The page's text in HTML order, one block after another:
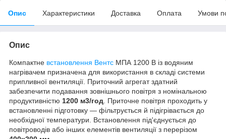
Опис Характеристики Доставка Оплата Умови
Опис
Компактне встановлення Вентс МПА 1200 В із водяним
нагрівачем призначена для використання в складі системи
припливної вентиляції. Приточний агрегат здатний
забезпечити подавання зовнішнього повітря з номінальною
продуктивністю 1200 м3/год . Приточне повітря проходить у
встановленні підготовку — фільтрується й підігрівається до
необхідної температури. Встановлення під'єднується до
повітроводів або інших елементів вентиляції з перерізом